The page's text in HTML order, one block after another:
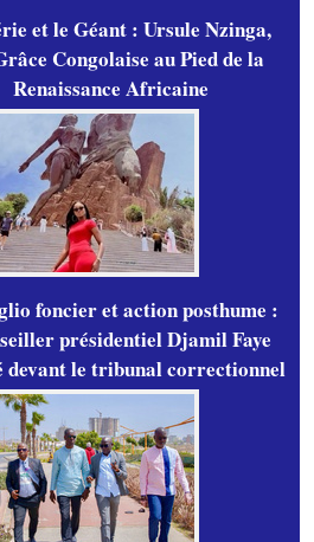
et le Géant : Ursule Nzinga,
Congolaise au Pied de la
Renaissance Africaine
foncier et action posthume :
présidentiel Djamil Faye
devant le tribunal correctionnel